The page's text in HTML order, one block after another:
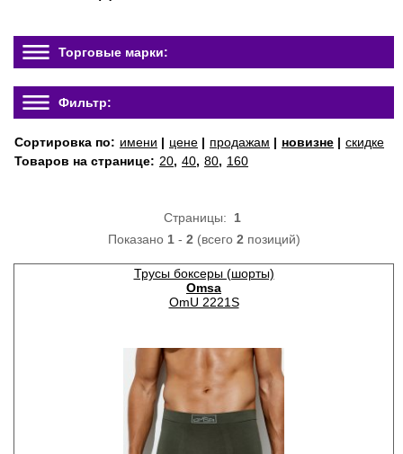
Торговые марки:
Фильтр:
Сортировка по: имени | цене | продажам | новизне | скидке
Товаров на странице: 20, 40, 80, 160
Страницы: 1
Показано 1- 2 (всего 2 позиций)
Трусы боксеры (шорты)
Omsa
OmU 2221S